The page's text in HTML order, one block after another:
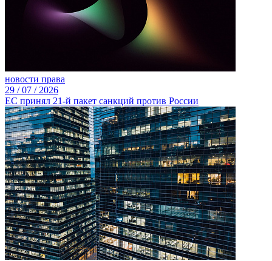
новости права
29 /07 / 2026
ЕС принял 21-й пакет санкций против России